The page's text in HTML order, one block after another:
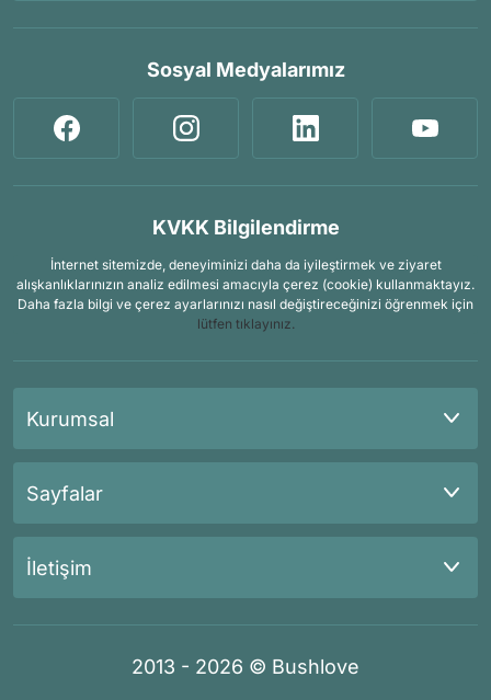
Sosyal Medyalarımız
KVKK Bilgilendirme
İnternet sitemizde, deneyiminizi daha da iyileştirmek ve ziyaret
alışkanlıklarınızın analiz edilmesi amacıyla çerez (cookie) kullanmaktayız.
Daha fazla bilgi ve çerez ayarlarınızı nasıl değiştireceğinizi öğrenmek için
lütfen tıklayınız.
Kurumsal
Sayfalar
İletişim
2013 - 2026 © Bushlove